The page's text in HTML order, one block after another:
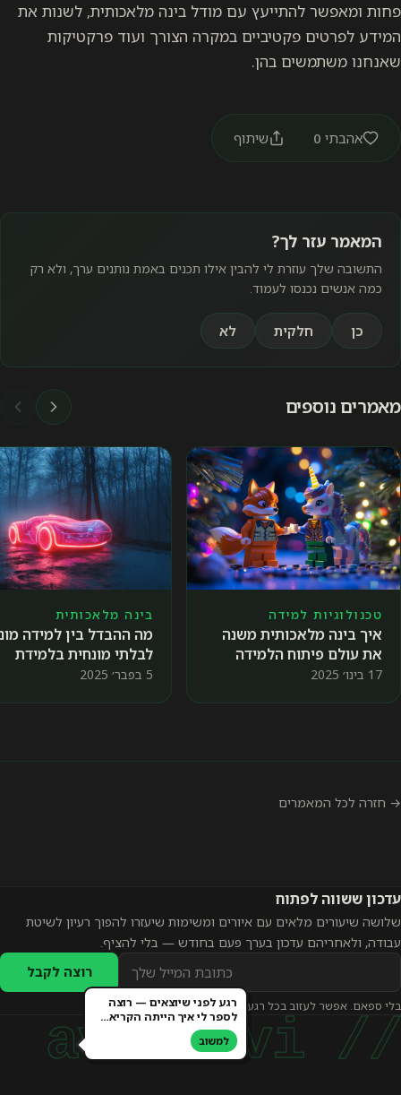
פחות ומאפשר להתייעץ עם מודל בינה מלאכותית, לשנות את
המידע לפרטים פקטיביים במקרה הצורך ועוד פרקטיקות
שאנחנו משתמשים בהן.
אהבתי 0 שיתוף
המאמר עזר לך?
התשובה שלך עוזרת לי להבין אילו תכנים באמת נותנים ערך, ולא רק
כמה אנשים נכנסו לעמוד.
כן חלקית לא
מאמרים נוספים
טכנולוגיות למידה
איך בינה מלאכותית משנה
את עולם פיתוח הלמידה
בארגונים? 🦄🦊
17 בינו׳ 2025
בינה מלאכותית
מה ההבדל בין למידה
לבלתי מונחית בלמידת
מכונה 🤖📊
5 בפבר׳ 2025
→ חזרה לכל המאמרים
עדכון ששווה לפתוח
שלושה שיעורים מלאים עם איורים ומשימות שיעזרו להפוך רעיון לשיטת
עבודה, ולאחריהם עדכון בערך פעם בחודש — בלי להציף.
אימייל
להרשמה
לעדכונים
רוצה לקבל
בלי ספאם. אפשר לעזוב בכל רגע.
// avi levi
רגע לפני שיוצאים — רוצה
לספר לי איך הייתה הקריא…
למשוב